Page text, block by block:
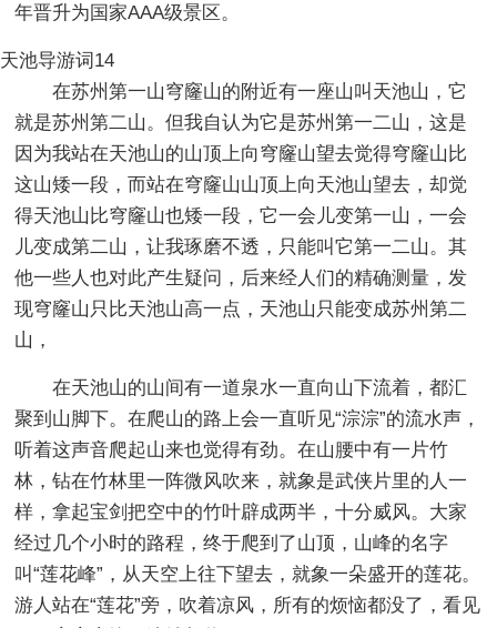
年晋升为国家AAA级景区。
天池导游词14
在苏州第一山穹窿山的附近有一座山叫天池山，它
就是苏州第二山。但我自认为它是苏州第一二山，这是
因为我站在天池山的山顶上向穹窿山望去觉得穹窿山比
这山矮一段，而站在穹窿山山顶上向天池山望去，却觉
得天池山比穹窿山也矮一段，它一会儿变第一山，一会
儿变成第二山，让我琢磨不透，只能叫它第一二山。其
他一些人也对此产生疑问，后来经人们的精确测量，发
现穹窿山只比天池山高一点，天池山只能变成苏州第二
山，
在天池山的山间有一道泉水一直向山下流着，都汇
聚到山脚下。在爬山的路上会一直听见“淙淙”的流水声，
听着这声音爬起山来也觉得有劲。在山腰中有一片竹
林，钻在竹林里一阵微风吹来，就象是武侠片里的人一
样，拿起宝剑把空中的竹叶辟成两半，十分威风。大家
经过几个小时的路程，终于爬到了山顶，山峰的名字
叫“莲花峰”，从天空上往下望去，就象一朵盛开的莲花。
游人站在“莲花”旁，吹着凉风，所有的烦恼都没了，看见